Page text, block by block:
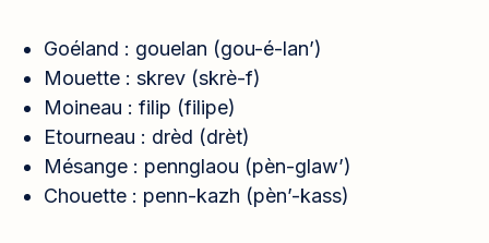
Goéland : gouelan (gou-é-lan’)
Mouette : skrev (skrè-f)
Moineau : filip (filipe)
Etourneau : drèd (drèt)
Mésange : pennglaou (pèn-glaw’)
Chouette : penn-kazh (pèn’-kass)